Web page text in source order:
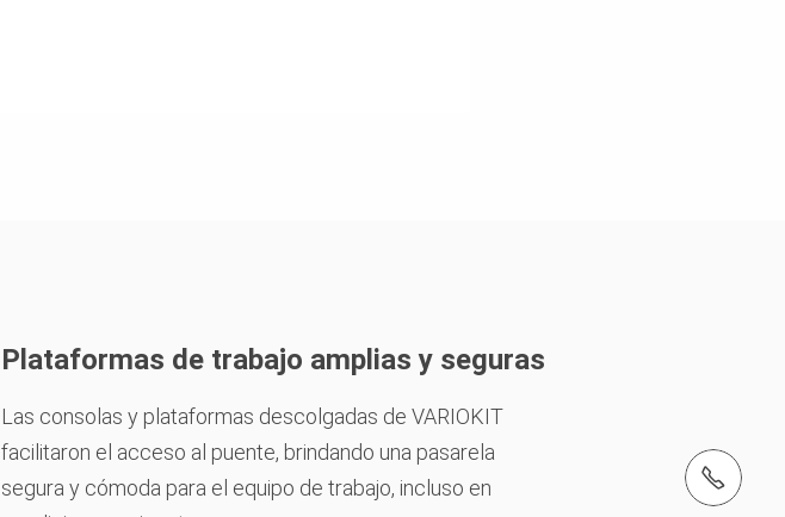
Plataformas de trabajo amplias y seguras
Las consolas y plataformas descolgadas de VARIOKIT
facilitaron el acceso al puente, brindando una pasarela
segura y cómoda para el equipo de trabajo, incluso en